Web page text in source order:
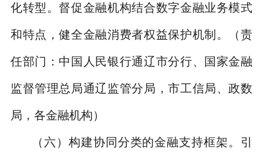
化转型。督促金融机构结合数字金融业务模式
和特点，健全金融消费者权益保护机制。 （责
任部门：中国人民银行通辽市分行、国家金融
监督管理总局通辽监管分局，市工信局、政数
局，各金融机构）
（六）构建协同分类的金融支持框架。 引